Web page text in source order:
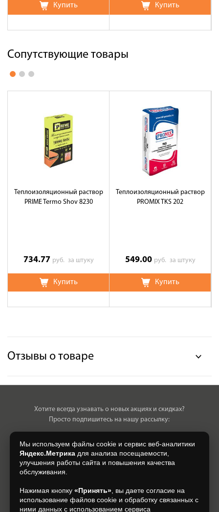
Купить Купить
Сопутствующие товары
Теплоизоляционный раствор
PRIME Termo Shov 8230
734.77 руб. за штуку
Купить
Теплоизоляционный раствор
PROMIX TKS 202
549.00 руб. за штуку
Купить
Отзывы о товаре
Хотите всегда узнавать о новых акциях и скидках?
Просто подпишитесь на нашу рассылку:
Нажимая на кнопку, я даю свое согласие на обработку моих
персональных данных, на условиях и для целей, определенных в
Подписаться
Мы используем файлы cookie и сервис веб-аналитики
Яндекс.Метрика для анализа посещаемости,
улучшения работы сайта и повышения качества
обслуживания.
Нажимая кнопку «Принять» , вы даете согласие на
использование файлов cookie и обработку связанных с
ними данных с использованием сервиса